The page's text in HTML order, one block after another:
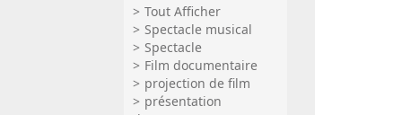
Tout Afficher
Spectacle musical
Spectacle
Film documentaire
projection de film
présentation